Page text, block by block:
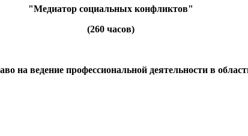
"Медиатор социальных конфликтов"
(260 часов)
на ведение профессиональной деятельности в